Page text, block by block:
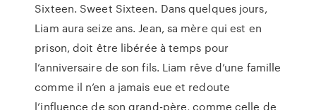
Sixteen. Sweet Sixteen. Dans quelques jours,
Liam aura seize ans. Jean, sa mère qui est en
prison, doit être libérée à temps pour
l’anniversaire de son fils. Liam rêve d’une famille
comme il n’en a jamais eue et redoute
l’influence de son grand-père, comme celle de